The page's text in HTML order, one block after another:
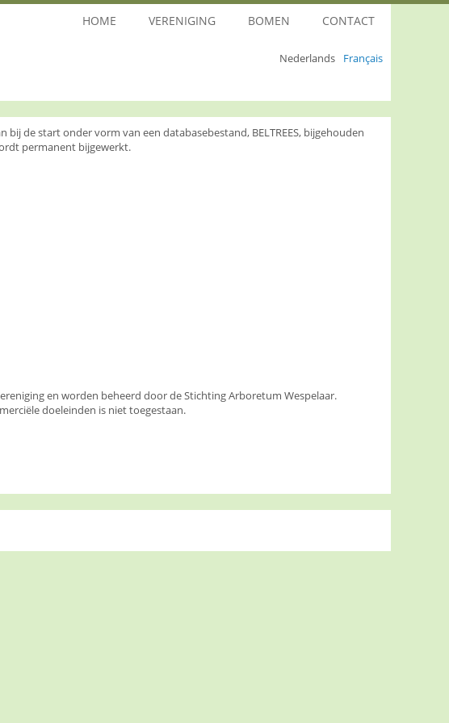
Nederlands Français
HOME VERENIGING BOMEN CONTACT
de start onder vorm van een databasebestand, BELTREES, bijgehouden
permanent bijgewerkt.
en worden beheerd door de Stichting Arboretum Wespelaar.
doeleinden is niet toegestaan.